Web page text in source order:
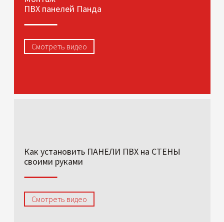
ПВХ панелей Панда
Смотреть видео
Как установить ПАНЕЛИ ПВХ на СТЕНЫ
своими руками
Смотреть видео